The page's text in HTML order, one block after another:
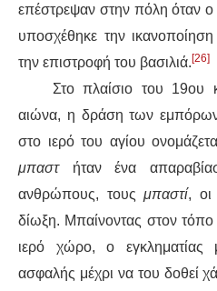
επέστρεψαν στην πόλη όταν
υποσχέθηκε την
την επιστροφή του βασιλιά. [26]
Στο πλαίσιο του
αιώνα, η δράση των
στο ιερό του αγίου
μπαστήταν ένα
ανθρώπους, τουςμπαστί, οι
δίωξη. Μπαίνοντας στον
ιερό χώρο, ο εγκληματίας
ασφαλής μέχρι να του δοθεί